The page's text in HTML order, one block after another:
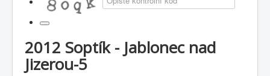
2012 Soptík - Jablonec nad
Jizerou-5